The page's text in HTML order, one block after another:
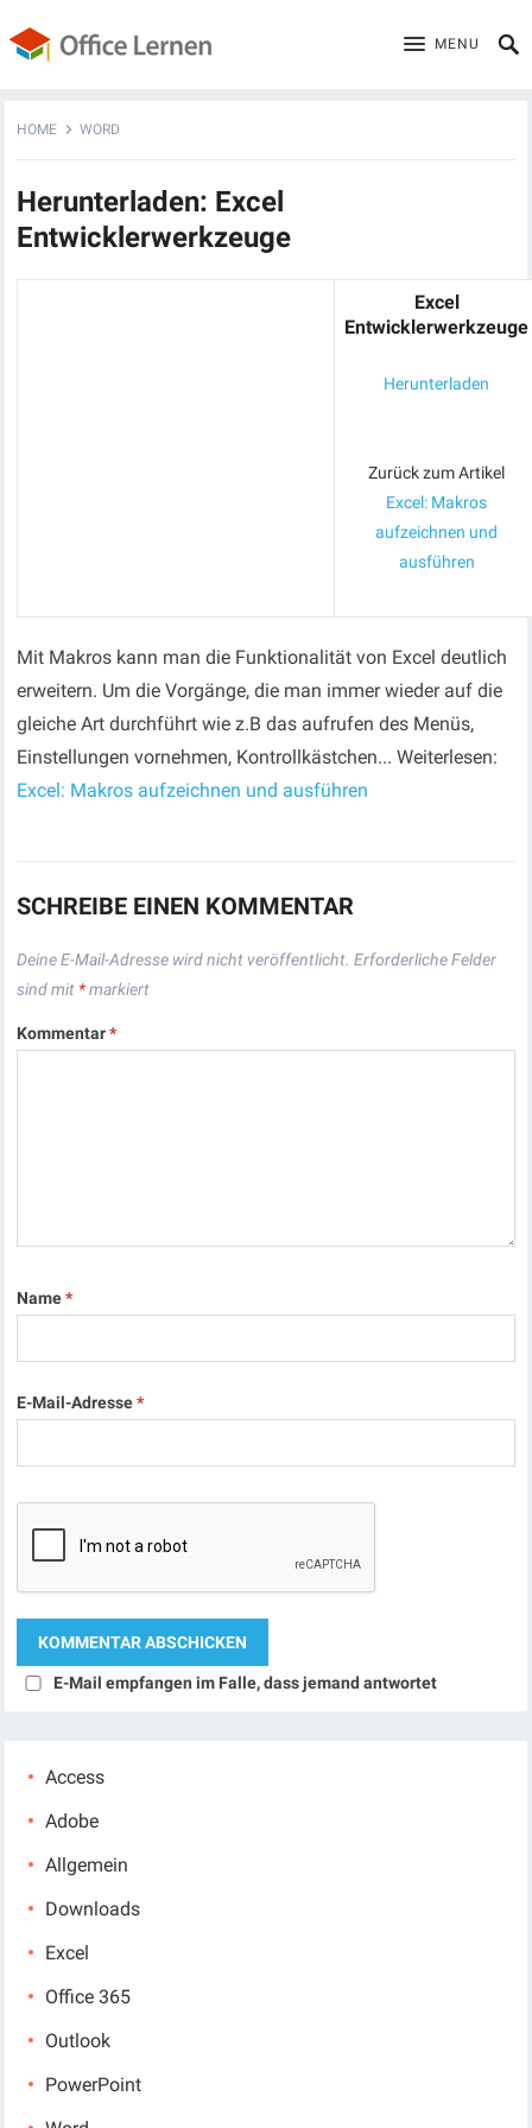
MENU
HOME WORD
Herunterladen: Excel
Entwicklerwerkzeuge
Excel
Entwicklerwerkzeuge
Herunterladen
Zurück zum Artikel
Excel: Makros
aufzeichnen und
ausführen
Mit Makros kann man die Funktionalität von Excel deutlich
erweitern. Um die Vorgänge, die man immer wieder auf die
gleiche Art durchführt wie z.B das aufrufen des Menüs,
Einstellungen vornehmen, Kontrollkästchen... Weiterlesen:
Excel: Makros aufzeichnen und ausführen
SCHREIBE EINEN KOMMENTAR
Deine E-Mail-Adresse wird nicht veröffentlicht. Erforderliche Felder
sind mit *markiert
Kommentar*
Name*
E-Mail-Adresse*
E-Mail empfangen im Falle, dass jemand antwortet
Access
Adobe
Allgemein
Downloads
Excel
Office 365
Outlook
PowerPoint